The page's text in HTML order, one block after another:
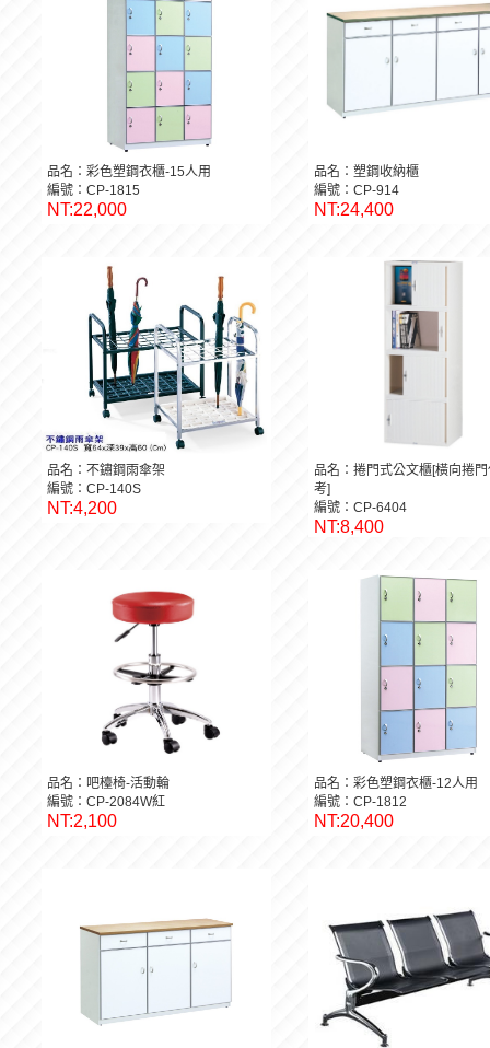
品名：彩色塑鋼衣櫃-15人用
編號：CP-1815
NT:22,000
品名：塑鋼收納櫃
編號：CP-914
NT:24,400
品名：不鏽鋼雨傘架
編號：CP-140S
NT:4,200
品名：捲門式公文櫃[橫向捲
考]
編號：CP-6404
NT:8,400
品名：吧檯椅-活動輪
編號：CP-2084W紅
NT:2,100
品名：彩色塑鋼衣櫃-12人用
編號：CP-1812
NT:20,400